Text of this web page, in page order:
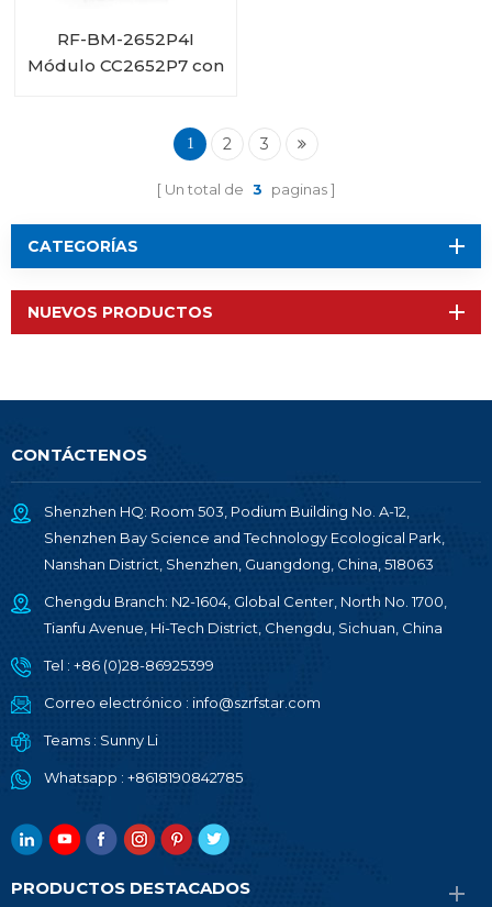
RF-BM-2652P4I
Módulo CC2652P7 con
1 2 3
Un total de 3 paginas
CATEGORÍAS
NUEVOS PRODUCTOS
CONTÁCTENOS
Shenzhen HQ: Room 503, Podium Building No. A-12,
Shenzhen Bay Science and Technology Ecological Park,
Nanshan District, Shenzhen, Guangdong, China, 518063
Chengdu Branch: N2-1604, Global Center, North No. 1700,
Tianfu Avenue, Hi-Tech District, Chengdu, Sichuan, China
Tel : +86 (0)28-86925399
Correo electrónico : info@szrfstar.com
Teams : Sunny Li
Whatsapp : +8618190842785
PRODUCTOS DESTACADOS